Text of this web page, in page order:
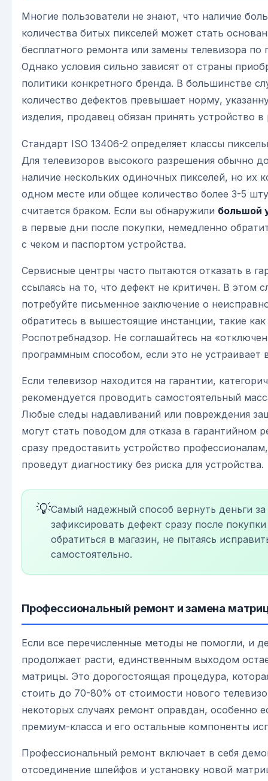
Многие пользователи не знают, что наличие
количества битых пикселей может стать
бесплатного ремонта или замены телевизора по
Однако условия сильно зависят от страны
политики конкретного бренда. В большинстве
количество дефектов превышает норму,
изделия, продавец обязан принять устройство в
Стандарт ISO 13406-2 определяет классы
Для телевизоров высокого разрешения обычно
наличие нескольких одиночных пикселей, но их
одном месте или общее количество более 3-5
считается браком. Если вы обнаружили большой
в первые дни после покупки, немедленно
с чеком и паспортом устройства.
Сервисные центры часто пытаются отказать в
ссылаясь на то, что дефект не критичен. В этом
потребуйте письменное заключение о
обратитесь в вышестоящие инстанции, такие как
Роспотребнадзор. Не соглашайтесь на
программным способом, если это не устраивает
Если телевизор находится на гарантии,
рекомендуется проводить самостоятельный
Любые следы надавливаний или повреждения
могут стать поводом для отказа в гарантийном
сразу предоставить устройство
проведут диагностику без риска для устройства.
💡Самый надежный способ вернуть деньги
зафиксировать дефект сразу после
обратиться в магазин, не пытаясь
самостоятельно.
Профессиональный ремонт и замена
Если все перечисленные методы не помогли, и
продолжает расти, единственным выходом
матрицы. Это дорогостоящая процедура,
стоить до 70-80% от стоимости нового
некоторых случаях ремонт оправдан, особенно
премиум-класса и его остальные компоненты
Профессиональный ремонт включает в себя
отсоединение шлейфов и установку новой